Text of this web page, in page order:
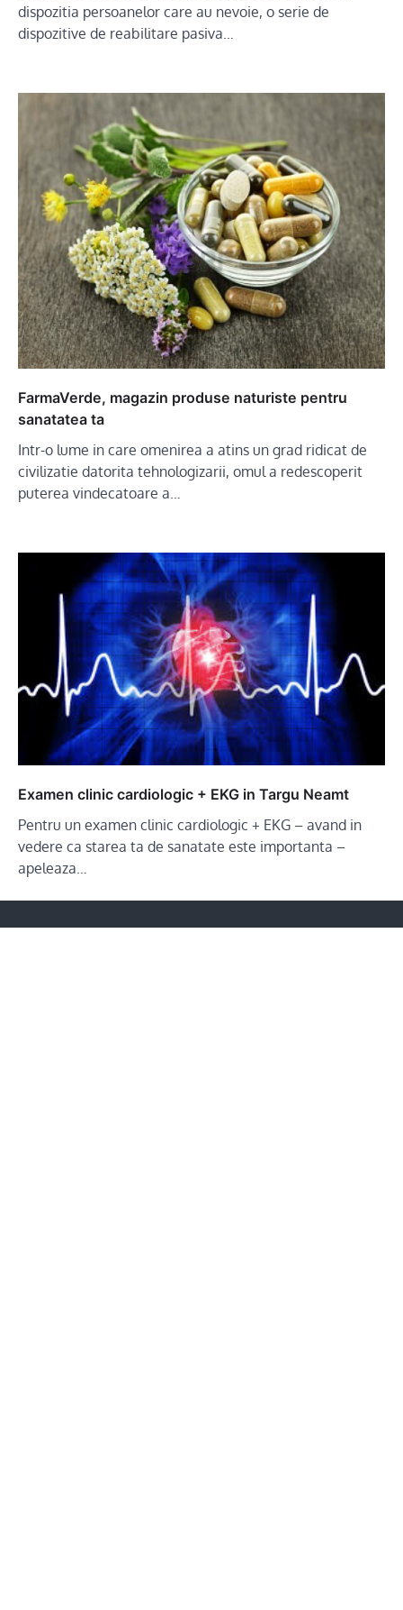
dispozitia persoanelor care au nevoie, o serie de
dispozitive de reabilitare pasiva…
FarmaVerde, magazin produse naturiste pentru
sanatatea ta
Intr-o lume in care omenirea a atins un grad ridicat de
civilizatie datorita tehnologizarii, omul a redescoperit
puterea vindecatoare a…
Examen clinic cardiologic + EKG in Targu Neamt
Pentru un examen clinic cardiologic + EKG – avand in
vedere ca starea ta de sanatate este importanta –
apeleaza…